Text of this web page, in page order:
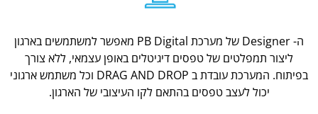
ה- Designer של מערכת PB Digital מאפשר למשתמשים בארגון
ליצור תמפלטים של טפסים דיגיטלים באופן עצמאי, ללא צורך
בפיתוח. המערכת עובדת ב DRAG AND DROP וכל משתמש ארגוני
יכול לעצב טפסים בהתאם לקו העיצובי של הארגון.